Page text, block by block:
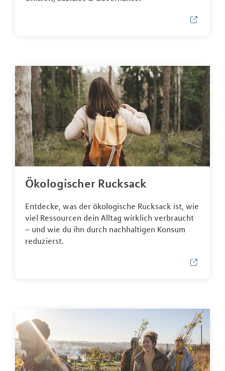
Ökologischer Rucksack
Entdecke, was der ökologische Rucksack ist, wie
viel Ressourcen dein Alltag wirklich verbraucht
– und wie du ihn durch nachhaltigen Konsum
reduzierst.